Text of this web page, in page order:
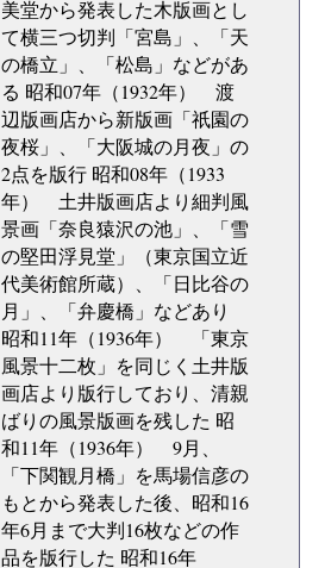
美堂から発表した木版画とし
て横三つ切判「宮島」、「天
の橋立」、「松島」などがあ
る 昭和07年（1932年） 渡
辺版画店から新版画「祇園の
夜桜」、「大阪城の月夜」の
2点を版行 昭和08年（1933
年） 土井版画店より細判風
景画「奈良猿沢の池」、「雪
の堅田浮見堂」（東京国立近
代美術館所蔵）、「日比谷の
月」、「弁慶橋」などあり
昭和11年（1936年） 「東京
風景十二枚」を同じく土井版
画店より版行しており、清親
ばりの風景版画を残した 昭
和11年（1936年） 9月、
「下関観月橋」を馬場信彦の
もとから発表した後、昭和16
年6月まで大判16枚などの作
品を版行した 昭和16年